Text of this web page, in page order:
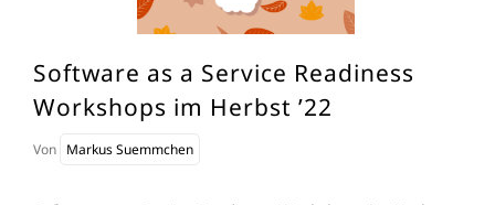
Software as a Service Readiness
Workshops im Herbst ’22
Von Markus Suemmchen